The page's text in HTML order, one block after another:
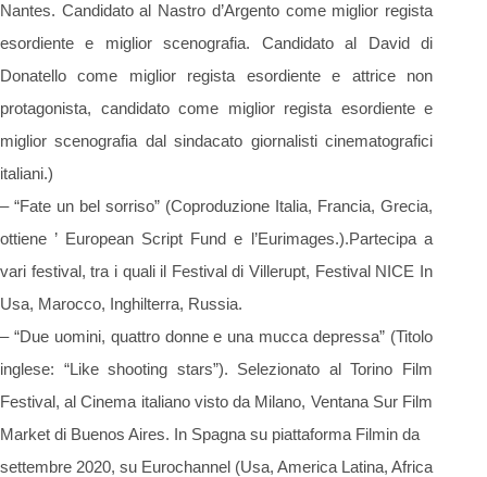
Nantes. Candidato al Nastro d’Argento come miglior regista
esordiente e miglior scenografia. Candidato al David di
Donatello come miglior regista esordiente e attrice non
protagonista, candidato come miglior regista esordiente e
miglior scenografia dal sindacato giornalisti cinematografici
italiani.)
– “Fate un bel sorriso” (Coproduzione Italia, Francia, Grecia,
ottiene ’ European Script Fund e l’Eurimages.).Partecipa a
vari festival, tra i quali il Festival di Villerupt, Festival NICE In
Usa, Marocco, Inghilterra, Russia.
– “Due uomini, quattro donne e una mucca depressa” (Titolo
inglese: “Like shooting stars”). Selezionato al Torino Film
Festival, al Cinema italiano visto da Milano, Ventana Sur Film
Market di Buenos Aires. In Spagna su piattaforma Filmin da
settembre 2020, su Eurochannel (Usa, America Latina, Africa